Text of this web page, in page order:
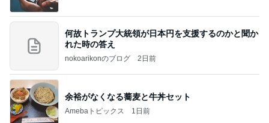
何故トランプ大統領が日本円を支援するのかと聞か
れた時の答え
nokoarikonのブログ 2日前
余裕がなくなる蕎麦と牛丼セット
Amebaトピックス 1日前